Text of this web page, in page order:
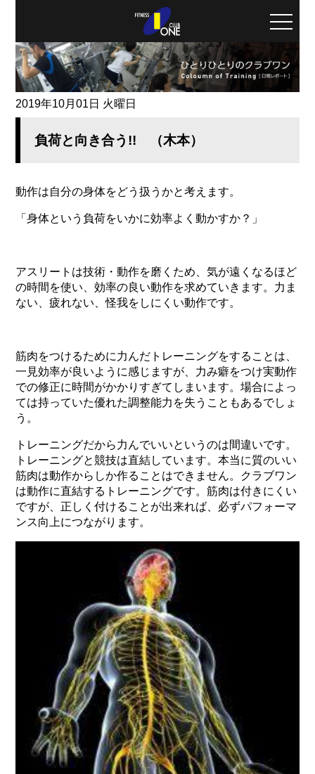
toggle
2019年10月01日 火曜日
負荷と向き合う!! （木本）
動作は自分の身体をどう扱うかと考えます。
「身体という負荷をいかに効率よく動かすか？」
アスリートは技術・動作を磨くため、気が遠くなるほど
の時間を使い、効率の良い動作を求めていきます。力ま
ない、疲れない、怪我をしにくい動作です。
筋肉をつけるために力んだトレーニングをすることは、
一見効率が良いように感じますが、力み癖をつけ実動作
での修正に時間がかかりすぎてしまいます。場合によっ
ては持っていた優れた調整能力を失うこともあるでしょ
う。
トレーニングだから力んでいいというのは間違いです。
トレーニングと競技は直結しています。本当に質のいい
筋肉は動作からしか作ることはできません。クラブワン
は動作に直結するトレーニングです。筋肉は付きにくい
ですが、正しく付けることが出来れば、必ずパフォーマ
ンス向上につながります。